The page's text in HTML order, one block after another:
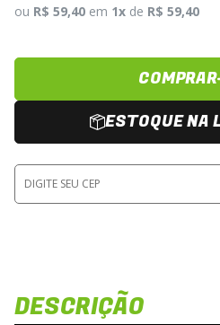
ou R$ 59,40 em 1x de R$ 59,40
COMPRAR
ESTOQUE NA
DESCRIÇÃO